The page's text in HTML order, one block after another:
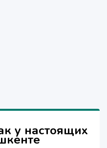
у настоящих